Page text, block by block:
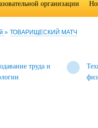
» ТОВАРИЩЕСКИЙ МАТЧ
труда и
организации